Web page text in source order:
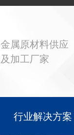
金属原材料供应
及加工厂家
行业解决方案